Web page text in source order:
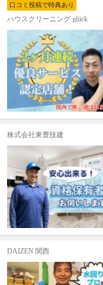
口コミ投稿で特典あり
ハウスクリーニング glück
株式会社東豊技建
DAIZEN 関西